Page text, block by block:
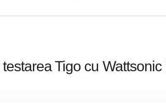
Tigo cu Wattsonic